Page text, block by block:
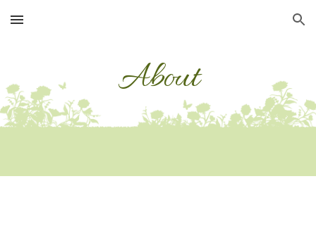
Skip to main content Skip to navigation
About